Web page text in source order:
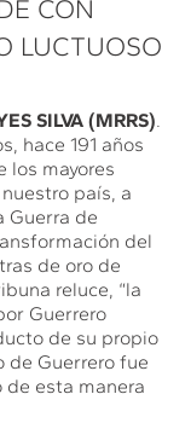
CON
LUCTUOSO
SILVA (MRRS).
hace 191 años
los mayores
país, a
Guerra de
del
de oro de
reluce, “la
Guerrero
de su propio
de Guerrero fue
esta manera